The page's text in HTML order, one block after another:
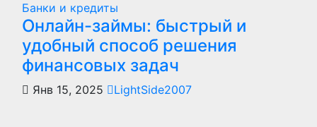
Банки и кредиты
Онлайн-займы: быстрый и
удобный способ решения
финансовых задач
Янв 15, 2025 LightSide2007